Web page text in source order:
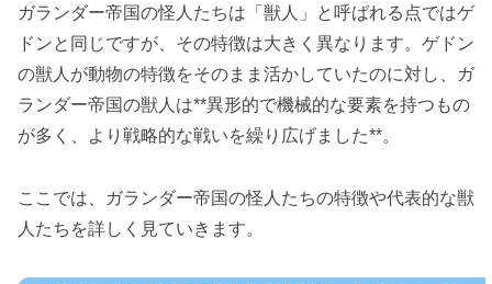
ガランダー帝国の怪人たちは「獣人」と呼ばれる点ではゲ
ドンと同じですが、その特徴は大きく異なります。ゲドン
の獣人が動物の特徴をそのまま活かしていたのに対し、ガ
ランダー帝国の獣人は**異形的で機械的な要素を持つもの
が多く、より戦略的な戦いを繰り広げました**。
ここでは、ガランダー帝国の怪人たちの特徴や代表的な獣
人たちを詳しく見ていきます。